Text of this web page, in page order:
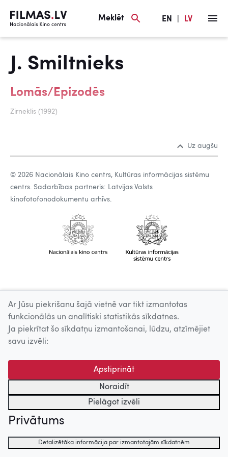
Meklēt EN LV
J. Smiltnieks
Lomās/Epizodēs
Zirneklis (1992)
Uz augšu
© 2026 Nacionālais Kino centrs, Kultūras informācijas sistēmu
centrs. Sadarbības partneris: Latvijas Valsts
kinofotofonodokumentu arhīvs.
Ar Jūsu piekrišanu šajā vietnē var tikt izmantotas
funkcionālās un analītiski statistikās sīkdatnes.
Ja piekrītat šo sīkdatņu izmantošanai, lūdzu, atzīmējiet
savu izvēli:
Apstiprināt
Noraidīt
Pielāgot izvēli
Privātums
Detalizētāka informācija par izmantotajām sīkdatnēm